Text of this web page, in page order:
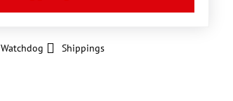
Watchdog Shippings